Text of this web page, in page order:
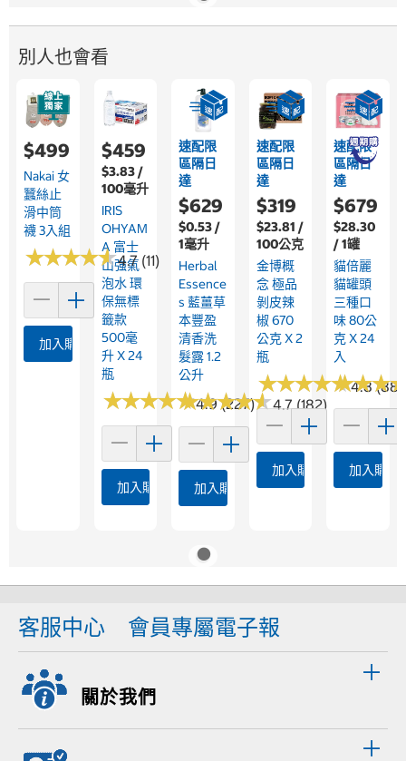
別人也會看
$499
Nakai 女
蠶絲止
滑中筒
襪 3入組
★★★★★
★★★★★4.7 (11)
加入購物車
$459
$3.83 /
100毫升
IRIS
OHYAM
A 富士
山強氣
泡水 環
保無標
籤款
500毫
升 X 24
瓶
★★★★★
★★★★★4.9 (227)
加入購物車
速配限
區隔日
達
$629
$0.53 /
1毫升
Herbal
Essence
S 藍薑草
本豐盈
清香洗
髮露 1.2
公升
★★★★★
★★★★★4.7 (182)
加入購物車
速配限
區隔日
達
$319
$23.81 /
100公克
金博概
念 極品
剝皮辣
椒 670
公克 X 2
瓶
★★★★★
★★★★★4.8 (88)
加入購物車
速配限
區隔日
達
$679
$28.30
/ 1罐
貓倍麗
貓罐頭
三種口
味 80公
克 X 24
入
★★★
★★★
加入購物
客服中心 會員專屬電子報
關於我們